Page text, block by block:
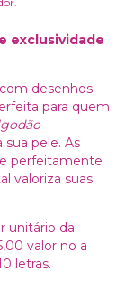
exclusividade
desenhos
para quem
sua pele. As
perfeitamente
valoriza suas
unitário da
valor no a
letras.